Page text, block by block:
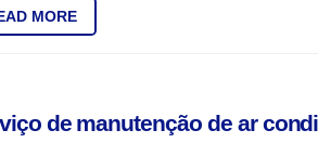
MORE
de manutenção de ar